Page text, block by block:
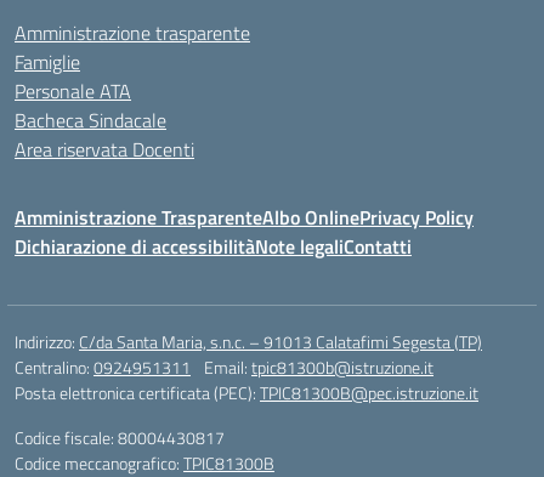
Amministrazione trasparente
Famiglie
Personale ATA
Bacheca Sindacale
Area riservata Docenti
Amministrazione TrasparenteAlbo OnlinePrivacy Policy
Dichiarazione di accessibilitàNote legaliContatti
Indirizzo: C/da Santa Maria, s.n.c. – 91013 Calatafimi Segesta (TP)
Centralino:0924951311 Email:tpic81300b@istruzione.it
Posta elettronica certificata (PEC):TPIC81300B@pec.istruzione.it
Codice fiscale: 80004430817
Codice meccanografico:TPIC81300B